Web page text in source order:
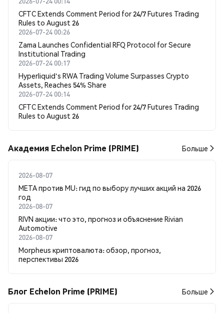
CFTC Extends Comment Period for 24/7 Futures Trading
Rules to August 26
2026-07-24 00:26
Zama Launches Confidential RFQ Protocol for Secure
Institutional Trading
2026-07-24 00:17
Hyperliquid's RWA Trading Volume Surpasses Crypto
Assets, Reaches 54% Share
2026-07-24 00:14
CFTC Extends Comment Period for 24/7 Futures Trading
Rules to August 26
Академия Echelon Prime (PRIME) Больше
2026-08-07
META против MU: гид по выбору лучших акций на 2026
год
2026-08-07
RIVN акции: что это, прогноз и объяснение Rivian
Automotive
2026-08-07
Morpheus криптовалюта: обзор, прогноз,
перспективы 2026
Блог Echelon Prime (PRIME) Больше